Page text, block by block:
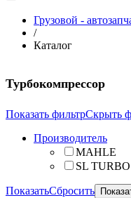
Грузовой -
/
Каталог
Турбокомпрессор
Показать фильтрСкрыть
Производитель
MAHLE
SL TURBO
ПоказатьСбросить